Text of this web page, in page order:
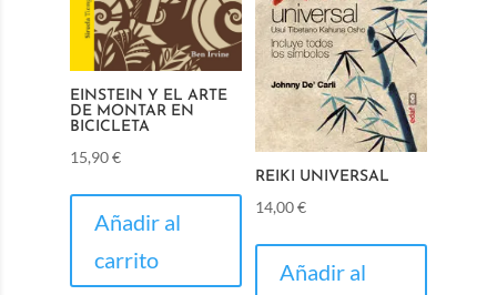
EINSTEIN Y EL ARTE
DE MONTAR EN
BICICLETA
15,90€
Añadir al
carrito
REIKI UNIVERSAL
14,00€
Añadir al